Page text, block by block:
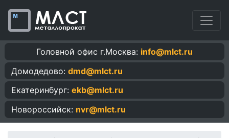
Головной офис г.Москва: info@mlct.ru
Домодедово: dmd@mlct.ru
Екатеринбург: ekb@mlct.ru
Новороссийск: nvr@mlct.ru